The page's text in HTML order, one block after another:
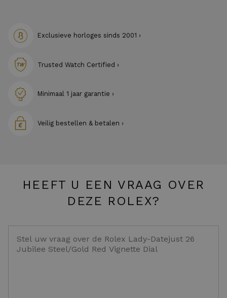
Exclusieve horloges sinds 2001 ›
Trusted Watch Certified ›
Minimaal 1 jaar garantie ›
Veilig bestellen & betalen ›
HEEFT U EEN VRAAG OVER
DEZE ROLEX?